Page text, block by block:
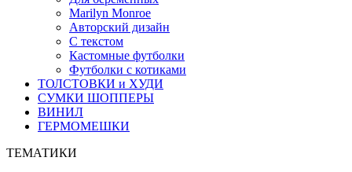
Marilyn Monroe
Авторский дизайн
С текстом
Кастомные футболки
Футболки с котиками
ТОЛСТОВКИ и ХУДИ
СУМКИ ШОППЕРЫ
ВИНИЛ
ГЕРМОМЕШКИ
ТЕМАТИКИ